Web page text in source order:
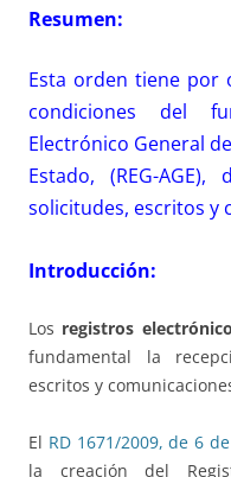
Resumen:
Esta orden tiene por
condiciones del
Electrónico General
Estado, (REG-
solicitudes, escritos y
Introducción:
Los registros
fundamental la
escritos y
El RD 1671/2009, de 6
la creación del